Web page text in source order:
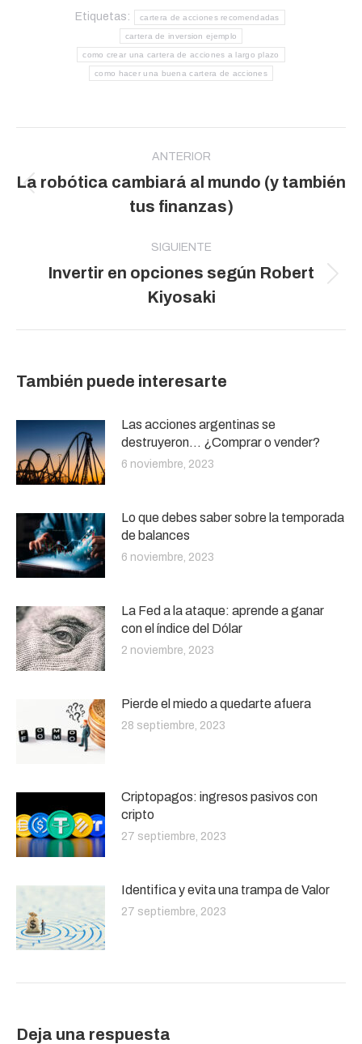
Etiquetas: cartera de acciones recomendadas
cartera de inversion ejemplo
como crear una cartera de acciones a largo plazo
como hacer una buena cartera de acciones
publicaciones
ANTERIOR
Publicación
anterior:
La robótica cambiará al mundo (y también
tus finanzas)
SIGUIENTE
Publicación
siguiente:
Invertir en opciones según Robert
Kiyosaki
También puede interesarte
Las acciones argentinas se
destruyeron… ¿Comprar o vender?
6 noviembre, 2023
Lo que debes saber sobre la temporada
de balances
6 noviembre, 2023
La Fed a la ataque: aprende a ganar
con el índice del Dólar
2 noviembre, 2023
Pierde el miedo a quedarte afuera
28 septiembre, 2023
Criptopagos: ingresos pasivos con
cripto
27 septiembre, 2023
Identifica y evita una trampa de Valor
27 septiembre, 2023
Deja una respuesta